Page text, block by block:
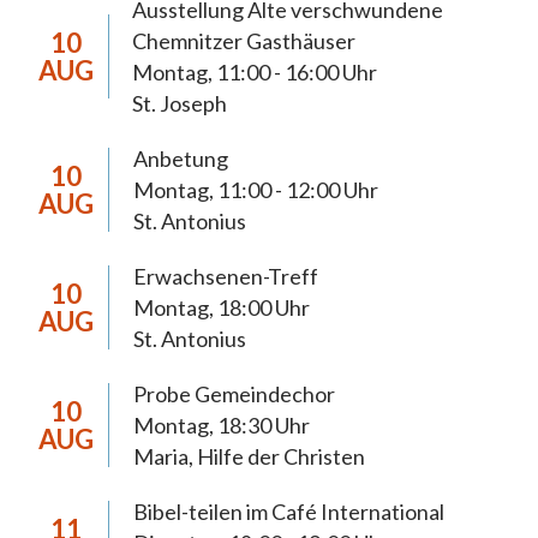
Die Pastoralen Schwerpunktsetzungen
dienen der 2018 neugegründeten Pfarrei Hl.
Mutter Teresa Chemnitz zur Orientierung
anstehende pastorale, wirtschaftliche und
organisatorische Weichenstellungen werden
eine weiterreichende Tragweite haben und
müssen sich daraus begründen lassen. Die
anstehenden Prozesse möchten wir, die
Christinnen und Christen der Pfarrei
Chemnitz, im Licht des Evangeliums und im
Vertrauen auf die Möglichkeiten Gottes
gestalten. Dabei achten wir auf die Stimme
Regungen und Gedanken unserer Mitchristen
10
AUG
Ausstellung Alte verschwundene
Chemnitzer Gasthäuser
Montag, 11:00 - 16:00 Uhr
St. Joseph
10
AUG
Anbetung
Montag, 11:00 - 12:00 Uhr
St. Antonius
10
AUG
Erwachsenen-Treff
Montag, 18:00 Uhr
St. Antonius
10
AUG
Probe Gemeindechor
Montag, 18:30 Uhr
Maria, Hilfe der Christen
11
Bibel-teilen im Café International